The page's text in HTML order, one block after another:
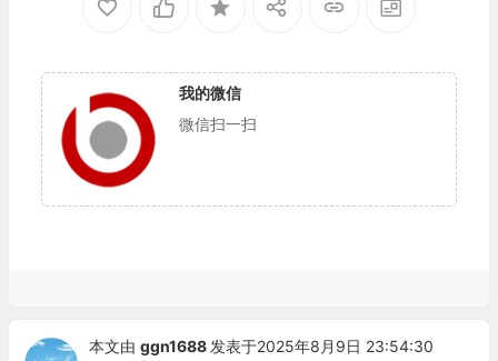
我的微信
微信扫一扫
本文由 ggn1688 发表于2025年8月9日 23:54:30